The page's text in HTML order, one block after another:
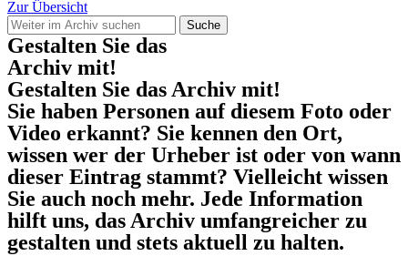
Zur Übersicht
Suche
Gestalten Sie das
Archiv mit!
Gestalten Sie das Archiv mit!
Sie haben Personen auf diesem Foto oder
Video erkannt? Sie kennen den Ort,
wissen wer der Urheber ist oder von wann
dieser Eintrag stammt? Vielleicht wissen
Sie auch noch mehr. Jede Information
hilft uns, das Archiv umfangreicher zu
gestalten und stets aktuell zu halten.